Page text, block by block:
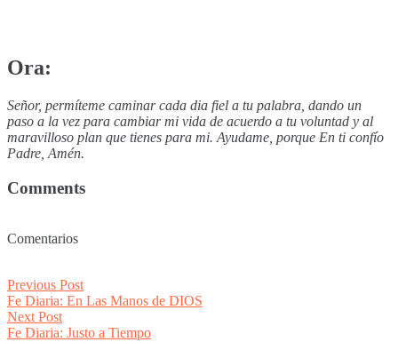
Ora:
Señor, permíteme caminar cada dia fiel a tu palabra, dando un
paso a la vez para cambiar mi vida de acuerdo a tu voluntad y al
maravilloso plan que tienes para mi. Ayudame, porque En ti confío
Padre, Amén.
Comments
Comentarios
Post
navigation
Previous PostPrevious
post:
Fe Diaria: En Las Manos de DIOS
Next PostNext
post:
Fe Diaria: Justo a Tiempo